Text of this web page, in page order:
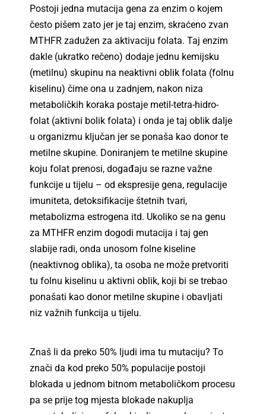
Postoji jedna mutacija gena za enzim o kojem
često pišem zato jer je taj enzim, skraćeno zvan
MTHFR zadužen za aktivaciju folata. Taj enzim
dakle (ukratko rečeno) dodaje jednu kemijsku
(metilnu) skupinu na neaktivni oblik folata (folnu
kiselinu) čime ona u zadnjem, nakon niza
metaboličkih koraka postaje metil-tetra-hidro-
folat (aktivni bolik folata) i onda je taj oblik dalje
u organizmu ključan jer se ponaša kao donor te
metilne skupine. Doniranjem te metilne skupine
koju folat prenosi, događaju se razne važne
funkcije u tijelu – od ekspresije gena, regulacije
imuniteta, detoksifikacije štetnih tvari,
metabolizma estrogena itd. Ukoliko se na genu
za MTHFR enzim dogodi mutacija i taj gen
slabije radi, onda unosom folne kiseline
(neaktivnog oblika), ta osoba ne može pretvoriti
tu folnu kiselinu u aktivni oblik, koji bi se trebao
ponašati kao donor metilne skupine i obavljati
niz važnih funkcija u tijelu.
Znaš li da preko 50% ljudi ima tu mutaciju? To
znači da kod preko 50% populacije postoji
blokada u jednom bitnom metaboličkom procesu
pa se prije tog mjesta blokade nakuplja